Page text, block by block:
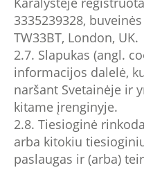
3335239328,
TW33BT, London, UK.
2.7. Slapukas (angl.
informacijos dalelė,
naršant Svetainėje ir
kitame įrenginyje.
2.8. Tiesioginė
arba kitokiu
paslaugas ir (arba)